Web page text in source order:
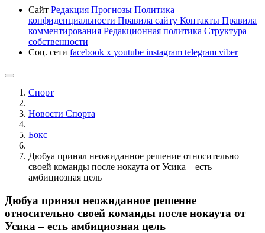
Сайт Редакция Прогнозы Политика
конфиденциальности Правила сайту Контакты Правила
комментирования Редакционная политика Структура
собственности
Соц. сети facebook x youtube instagram telegram viber
Спорт
Новости Cпорта
Бокс
Дюбуа принял неожиданное решение относительно
своей команды после нокаута от Усика – есть
амбициозная цель
Дюбуа принял неожиданное решение
относительно своей команды после нокаута от
Усика – есть амбициозная цель